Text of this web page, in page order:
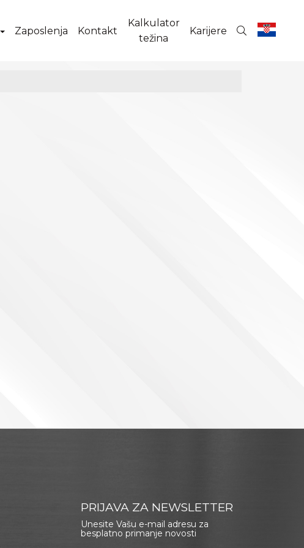
Zaposlenja Kontakt
Kalkulator
težina
Karijere
PRIJAVA ZA NEWSLETTER
Unesite Vašu e-mail adresu za
besplatno primanje novosti